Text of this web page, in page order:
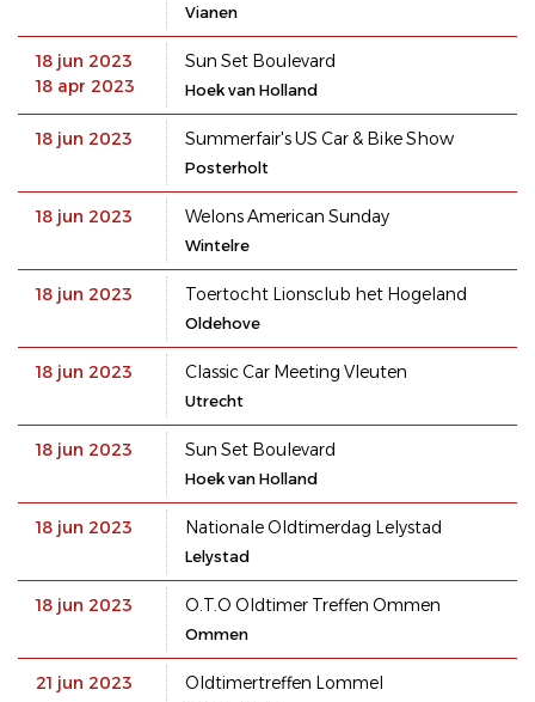
Vianen
18 jun 2023
18 apr 2023
Sun Set Boulevard
Hoek van Holland
18 jun 2023 Summerfair's US Car & Bike Show
Posterholt
18 jun 2023 Welons American Sunday
Wintelre
18 jun 2023 Toertocht Lionsclub het Hogeland
Oldehove
18 jun 2023 Classic Car Meeting Vleuten
Utrecht
18 jun 2023 Sun Set Boulevard
Hoek van Holland
18 jun 2023 Nationale Oldtimerdag Lelystad
Lelystad
18 jun 2023 O.T.O Oldtimer Treffen Ommen
Ommen
21 jun 2023 Oldtimertreffen Lommel